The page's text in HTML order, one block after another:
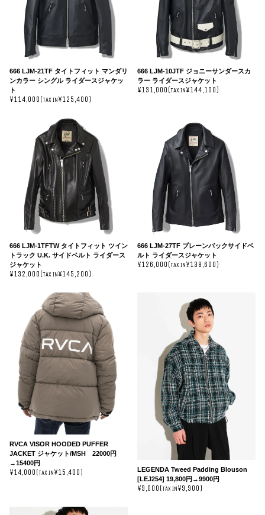
666 LJM-21TF タイトフィット マンダリ
ンカラー シングル ライダースジャケッ
ト
¥114,000(TAX IN¥125,400)
666 LJM-10JTF ジョニーサンダースカ
ラー ライダースジャケット
¥131,000(TAX IN¥144,100)
666 LJM-1TFTW タイトフィット ツイン
トラック U.K. サイドベルト ライダース
ジャケット
¥132,000(TAX IN¥145,200)
666 LJM-27TF プレーンバックサイドベ
ルト ライダースジャケット
¥126,000(TAX IN¥138,600)
RVCA VISOR HOODED PUFFER
JACKET ジャケット/MSH 22000円
→15400円
¥14,000(TAX IN¥15,400)
LEGENDA Tweed Padding Blouson
[LEJ254] 19,800円→9900円
¥9,000(TAX IN¥9,900)